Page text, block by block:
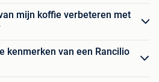
mijn koffie verbeteren met
kenmerken van een Rancilio